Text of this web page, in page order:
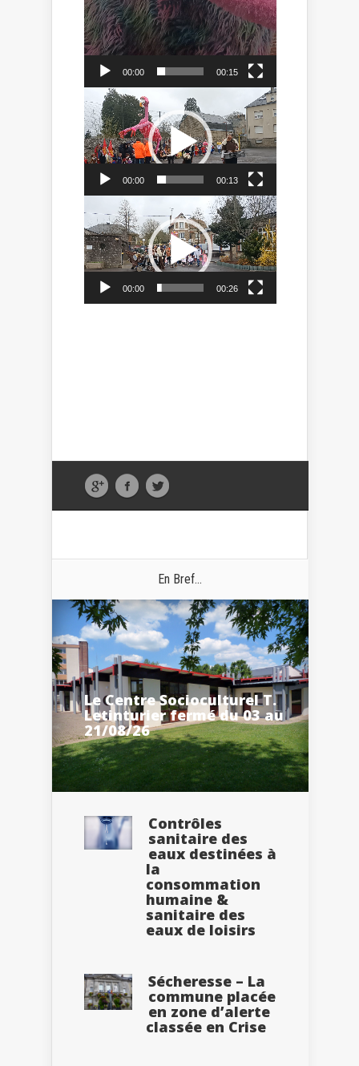
00:00 00:15
Lecteur
vidéo
00:00 00:13
Lecteur
vidéo
00:00 00:26
En Bref...
Le Centre Socioculturel T.
Letinturier fermé du 03 au
21/08/26
Contrôles
sanitaire des
eaux destinées à
la
consommation
humaine &
sanitaire des
eaux de loisirs
Sécheresse – La
commune placée
en zone d’alerte
classée en Crise